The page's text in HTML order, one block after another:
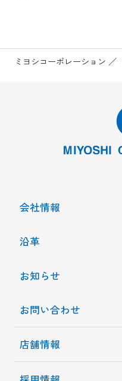
ミヨシコーポレーション
会社情報
沿革
お知らせ
お問い合わせ
店舗情報